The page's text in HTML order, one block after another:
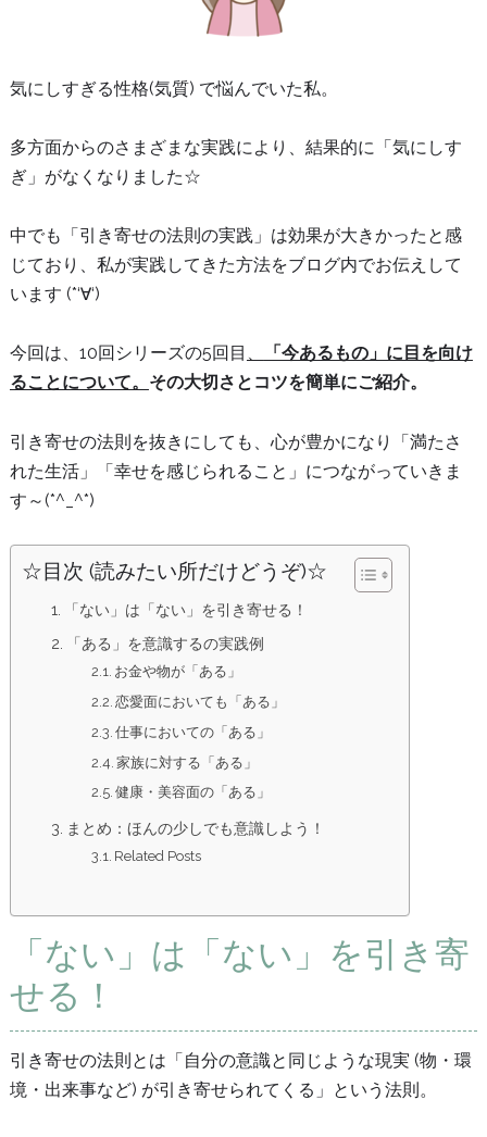
気にしすぎる性格(気質) で悩んでいた私。
多方面からのさまざまな実践により、結果的に「気にしす
ぎ」がなくなりました☆
中でも「引き寄せの法則の実践」は効果が大きかったと感
じており、私が実践してきた方法をブログ内でお伝えして
います (*‘∀‘)
今回は、10回シリーズの5回目 、
「今あるもの」に目を向け
ることについて。 その大切さとコツを簡単にご紹介。
引き寄せの法則を抜きにしても、心が豊かになり「満たさ
れた生活」「幸せを感じられること」につながっていきま
す～(*^_^*)
☆目次 (読みたい所だけどうぞ)☆
「ない」は「ない」を引き寄せる！
「ある」を意識するの実践例
お金や物が「ある」
恋愛面においても「ある」
仕事においての「ある」
家族に対する「ある」
健康・美容面の「ある」
まとめ：ほんの少しでも意識しよう！
Related Posts
「ない」は「ない」を引き寄
せる！
引き寄せの法則とは「自分の意識と同じような現実 (物・環
境・出来事など) が引き寄せられてくる」という法則。